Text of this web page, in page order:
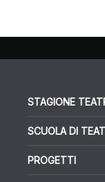
STAGIONE
SCUOLA DI
PROGETTI